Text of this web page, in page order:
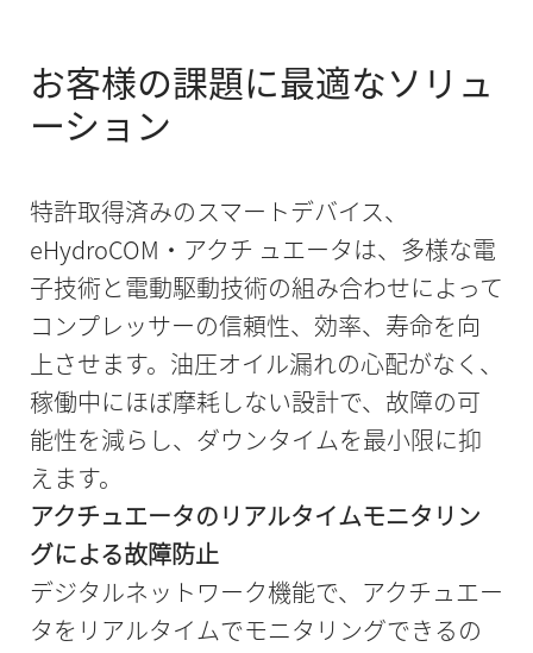
お客様の課題に最適なソリュ
ーション
特許取得済みのスマートデバイス、
eHydroCOM・アクチ ュエータは、多様な電
子技術と電動駆動技術の組み合わせによって
コンプレッサーの信頼性、効率、寿命を向
上させます。油圧オイル漏れの心配がなく、
稼働中にほぼ摩耗しない設計で、故障の可
能性を減らし、ダウンタイムを最小限に抑
えます。
アクチュエータのリアルタイムモニタリン
グによる故障防止
デジタルネットワーク機能で、アクチュエー
タをリアルタイムでモニタリングできるの